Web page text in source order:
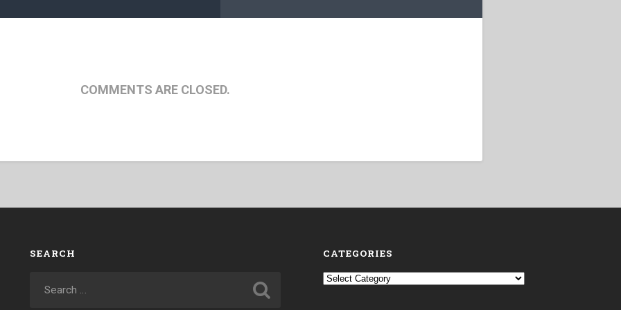
COMMENTS ARE CLOSED.
SEARCH CATEGORIES
Categories